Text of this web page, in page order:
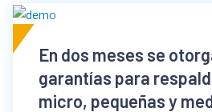
En dos meses se
garantías para
micro, pequeñas y